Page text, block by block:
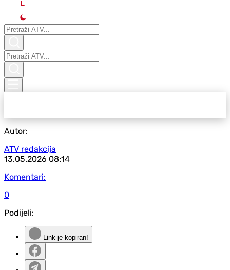
L
Autor:
ATV redakcija
13.05.2026 08:14
Komentari:
0
Podijeli:
Link je kopiran!